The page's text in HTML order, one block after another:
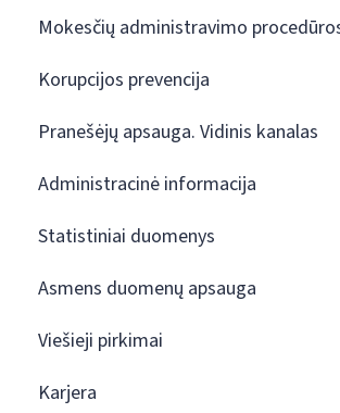
Mokesčių administravimo
Korupcijos prevencija
Pranešėjų apsauga. Vidinis kanalas
Administracinė informacija
Statistiniai duomenys
Asmens duomenų apsauga
Viešieji pirkimai
Karjera